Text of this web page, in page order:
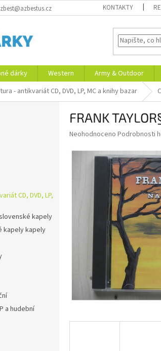
KONTAKTY
dárky Western Army & Outdoor
- antikvariát CD, DVD, LP, MC a knihy bazar
CD, DVD, LP,
kapely
kapely kapely
a hudební
FRANK
Průměrné
produktu
Neohodnoceno Podrobnosti